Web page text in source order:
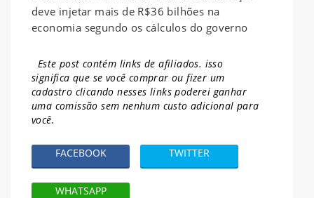
deve injetar mais de R$36 bilhões na
economia segundo os cálculos do governo
Este post contém links de afiliados. isso
significa que se você comprar ou fizer um
cadastro clicando nesses links poderei ganhar
uma comissão sem nenhum custo adicional para
você.
FACEBOOK TWITTER
WHATSAPP